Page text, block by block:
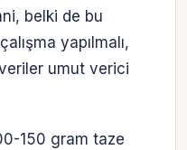
belki de bu
yapılmalı,
umut verici
150 gram taze